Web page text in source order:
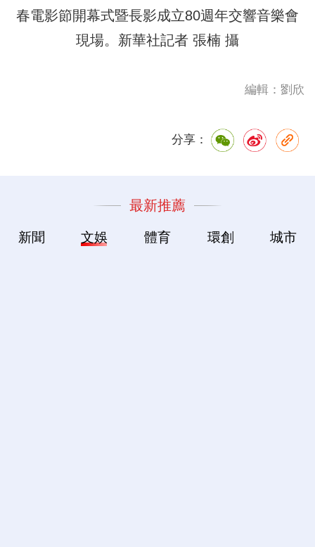
春電影節開幕式暨長影成立80週年交響音樂會
現場。新華社記者 張楠 攝
編輯：劉欣
分享：
最新推薦
新聞 文娛 體育 環創 城市